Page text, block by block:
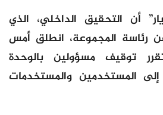
أن التحقيق الداخلي، الذي
رئاسة المجموعة، انطلق أمس
توقيف مسؤولين بالوحدة
إلى المستخدمين والمستخدمات